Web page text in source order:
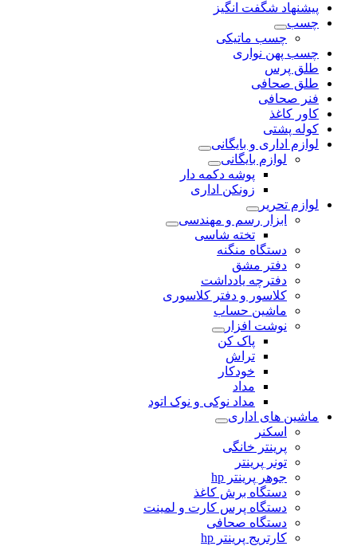
پیشنهاد شگفت انگیز
چسب
چسب ماتیکی
چسب پهن نواری
طلق پرس
طلق صحافی
فنر صحافی
کاور کاغذ
کوله پشتی
لوازم اداری و بایگانی
لوازم بایگانی
پوشه دکمه دار
زونکن اداری
لوازم تحریر
ابزار رسم و مهندسی
تخته شاسی
دستگاه منگنه
دفتر مشق
دفترچه یادداشت
کلاسور و دفتر کلاسوری
ماشین حساب
نوشت افزار
پاک کن
تراش
خودکار
مداد
مداد نوکی و نوک اتود
ماشین های اداری
اسکنر
پرینتر خانگی
تونر پرینتر
جوهر پرینتر hp
دستگاه برش کاغذ
دستگاه پرس کارت و لمینت
دستگاه صحافی
کارتریج پرینتر hp